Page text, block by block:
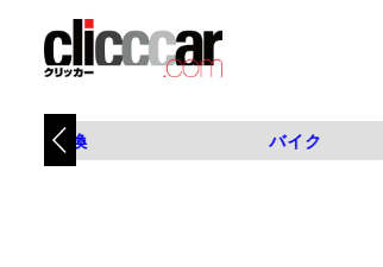
タイヤ交換 バイク